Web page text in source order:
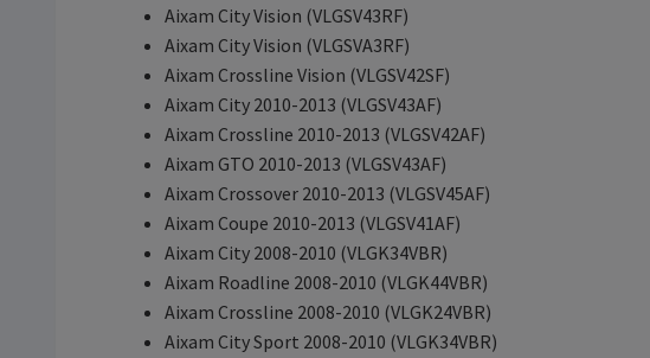
Aixam City Vision (VLGSV43RF)
Aixam City Vision (VLGSVA3RF)
Aixam Crossline Vision (VLGSV42SF)
Aixam City 2010-2013 (VLGSV43AF)
Aixam Crossline 2010-2013 (VLGSV42AF)
Aixam GTO 2010-2013 (VLGSV43AF)
Aixam Crossover 2010-2013 (VLGSV45AF)
Aixam Coupe 2010-2013 (VLGSV41AF)
Aixam City 2008-2010 (VLGK34VBR)
Aixam Roadline 2008-2010 (VLGK44VBR)
Aixam Crossline 2008-2010 (VLGK24VBR)
Aixam City Sport 2008-2010 (VLGK34VBR)